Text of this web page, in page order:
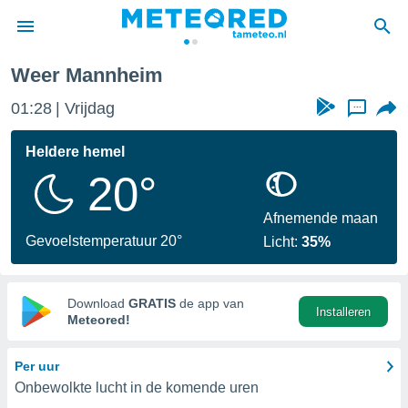
door
verstrekte
hoge
hebt de
voor
op basis
Weer Mannheim
01:28 Vrijdag ...
Heldere hemel
20°
Gevoelstemperatuur 20°
Afnemende maan
Licht:35%
Download GRATIS de app van
Meteored!
Installeren
Per uur
Onbewolkte lucht in de komende uren